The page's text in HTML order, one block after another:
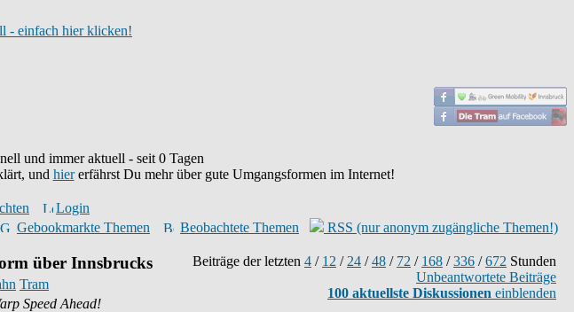
- einfach hier klicken!
und immer aktuell - seit 0 Tagen
und hiererfährst Du mehr über gute Umgangsformen im Internet!
Login
Gebookmarkte Themen
Beobachtete Themen RSS (nur anonym zugängliche Themen!)
über Innsbrucks
Tram
Speed Ahead!
Beiträge der letzten 4 / 12 / 24 /48 / 72 / 168 /336 /672 Stunden
Unbeantwortete Beiträge
100 aktuellste Diskussionen einblenden